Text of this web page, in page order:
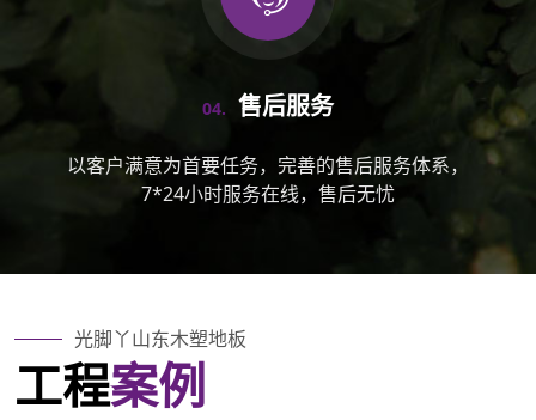
04. 售后服务
以客户满意为首要任务，完善的售后服务体系，
7*24小时服务在线，售后无忧
光脚丫山东木塑地板
工程案例